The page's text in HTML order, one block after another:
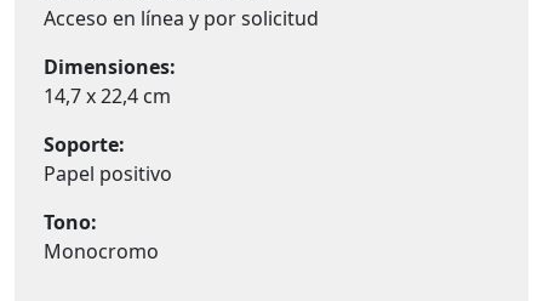
Acceso en línea y por solicitud
Dimensiones:
14,7 x 22,4 cm
Soporte:
Papel positivo
Tono:
Monocromo